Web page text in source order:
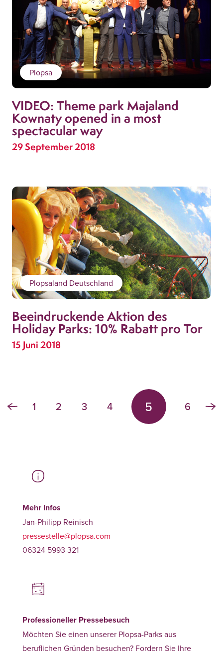
Plopsa
VIDEO: Theme park Majaland
Kownaty opened in a most
spectacular way
29 September 2018
Plopsaland Deutschland
Beeindruckende Aktion des
Holiday Parks: 10% Rabatt pro Tor
15 Juni 2018
1 2 3 4 5 6
Mehr Infos
Jan-Philipp Reinisch
pressestelle@plopsa.com
06324 5993 321
Professioneller Pressebesuch
Möchten Sie einen unserer Plopsa-Parks aus
beruflichen Gründen besuchen? Fordern Sie Ihre